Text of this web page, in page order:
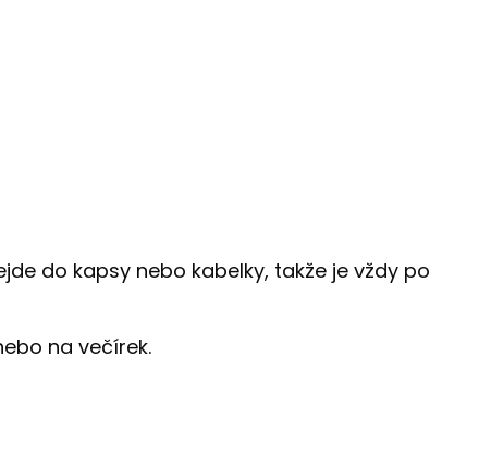
do kapsy nebo kabelky, takže je vždy po
na večírek.